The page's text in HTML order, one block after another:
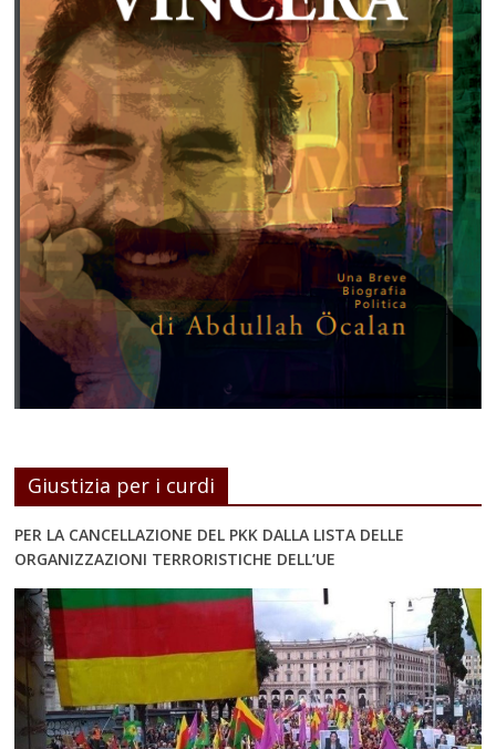
Giustizia per i curdi
PER LA CANCELLAZIONE DEL PKK DALLA LISTA DELLE
ORGANIZZAZIONI TERRORISTICHE DELL’UE